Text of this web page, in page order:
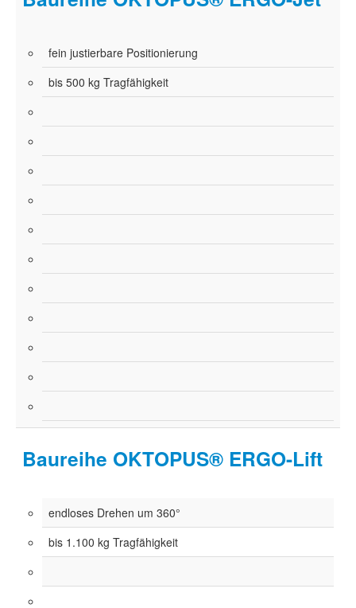
fein justierbare Positionierung
bis 500 kg Tragfähigkeit
Baureihe OKTOPUS® ERGO-Lift
endloses Drehen um 360°
bis 1.100 kg Tragfähigkeit